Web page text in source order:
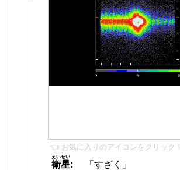
👈 お気に入りのアイコンをクリック！
衛星
えいせい
:
「すざく」